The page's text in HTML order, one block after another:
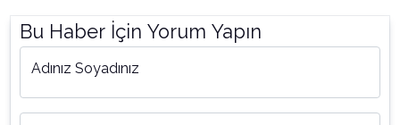
Bu Haber İçin Yorum Yapın
Adınız Soyadınız